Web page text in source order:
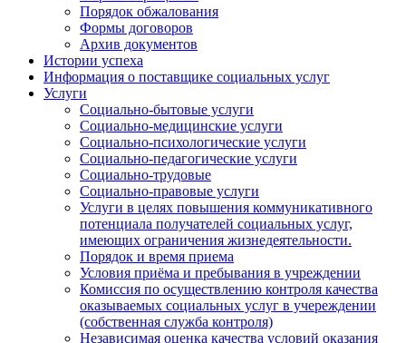
Порядок обжалования
Формы договоров
Архив документов
Истории успеха
Информация о поставщике социальных услуг
Услуги
Социально-бытовые услуги
Социально-медицинские услуги
Социально-психологические услуги
Социально-педагогические услуги
Социально-трудовые
Социально-правовые услуги
Услуги в целях повышения коммуникативного
потенциала получателей социальных услуг,
имеющих ограничения жизнедеятельности.
Порядок и время приема
Условия приёма и пребывания в учреждении
Комиссия по осуществлению контроля качества
оказываемых социальных услуг в учереждении
(собственная служба контроля)
Независимая оценка качества условий оказания